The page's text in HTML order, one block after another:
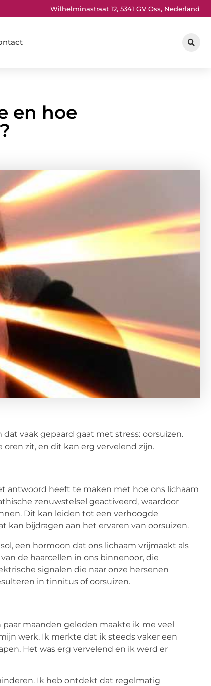
Wilhelminastraat 12, 5341 GV Oss, Nederland
en hoe
vaak gepaard gaat met stress: oorsuizen.
zit, en dit kan erg vervelend zijn.
antwoord heeft te maken met hoe ons lichaam
zenuwstelsel geactiveerd, waardoor
Dit kan leiden tot een verhoogde
kan bijdragen aan het ervaren van oorsuizen.
een hormoon dat ons lichaam vrijmaakt als
de haarcellen in ons binnenoor, die
signalen die naar onze hersenen
in tinnitus of oorsuizen.
maanden geleden maakte ik me veel
werk. Ik merkte dat ik steeds vaker een
Het was erg vervelend en ik werd er
Ik heb ontdekt dat regelmatig